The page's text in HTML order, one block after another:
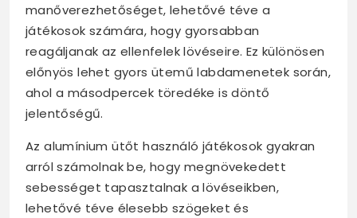
manőverezhetőséget, lehetővé téve a
játékosok számára, hogy gyorsabban
reagáljanak az ellenfelek lövéseire. Ez különösen
előnyös lehet gyors ütemű labdamenetek során,
ahol a másodpercek töredéke is döntő
jelentőségű.
Az alumínium ütőt használó játékosok gyakran
arról számolnak be, hogy megnövekedett
sebességet tapasztalnak a lövéseikben,
lehetővé téve élesebb szögeket és